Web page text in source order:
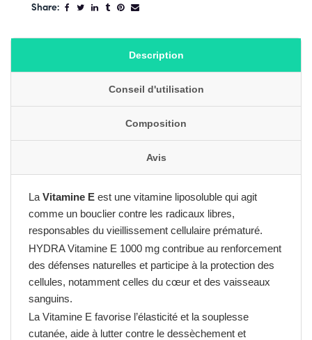
Share:
Description
Conseil d'utilisation
Composition
Avis
La Vitamine E est une vitamine liposoluble qui agit
comme un bouclier contre les radicaux libres,
responsables du vieillissement cellulaire prématuré.
HYDRA Vitamine E 1000 mg contribue au renforcement
des défenses naturelles et participe à la protection des
cellules, notamment celles du cœur et des vaisseaux
sanguins.
La Vitamine E favorise l’élasticité et la souplesse
cutanée, aide à lutter contre le dessèchement et